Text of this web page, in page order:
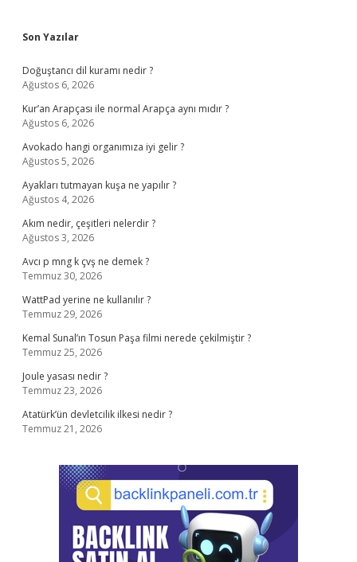
Sidebar
Son Yazılar
Doğuştancı dil kuramı nedir ?
Ağustos 6, 2026
Kur’an Arapçası ile normal Arapça aynı mıdır ?
Ağustos 6, 2026
Avokado hangi organımıza iyi gelir ?
Ağustos 5, 2026
Ayakları tutmayan kuşa ne yapılır ?
Ağustos 4, 2026
Akım nedir, çeşitleri nelerdir ?
Ağustos 3, 2026
Avcı p mng k çvş ne demek ?
Temmuz 30, 2026
WattPad yerine ne kullanılır ?
Temmuz 29, 2026
Kemal Sunal’ın Tosun Paşa filmi nerede çekilmiştir ?
Temmuz 25, 2026
Joule yasası nedir ?
Temmuz 23, 2026
Atatürk’ün devletcilik ilkesi nedir ?
Temmuz 21, 2026